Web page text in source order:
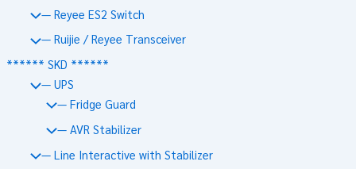
— Reyee ES2 Switch
— Ruijie / Reyee Transceiver
****** SKD ******
— UPS
— Fridge Guard
— AVR Stabilizer
— Line Interactive with Stabilizer